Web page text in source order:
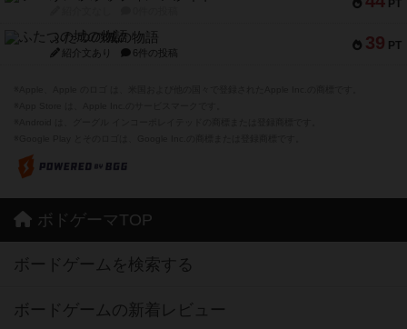
PT
39 PT
ふたつの城の物語
紹介文あり 6件の投稿
ボドゲーマTOP
ボードゲームを検索する
ボードゲームの新着レビュー